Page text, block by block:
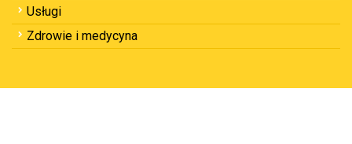
Usługi
Zdrowie i medycyna